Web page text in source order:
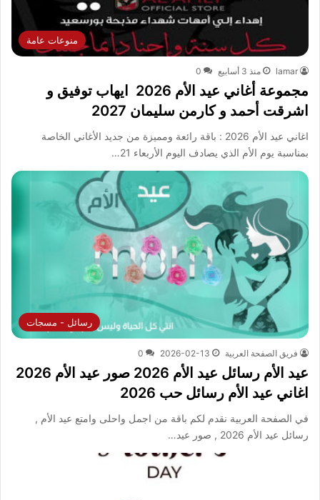
منوعات عامة
lamar منذ 3 أسابيع 0
مجموعة أغاني عيد الأم 2026 ايهاب توفيق و
اشرقت أحمد و كارمن سليمان 2027
اغاني عيد الأم 2026 : باقة رائعة ومميزة من جديد الأغاني الخاصة
بمناسبة يوم الأم الذي يصادف اليوم الأربعاء 21…
رسائل - مسجات
فريق الصفحة العربية 2026-02-13
0
عيد الأم رسائل عيد الأم 2026 صور عيد الأم 2026
اغاني عيد الأم رسائل حب 2026
في الصفحة العربية نقدم لكم باقة من اجمل واحلى وامتع عيد الأم ,
رسائل عيد الأم 2026 , صور عيد…